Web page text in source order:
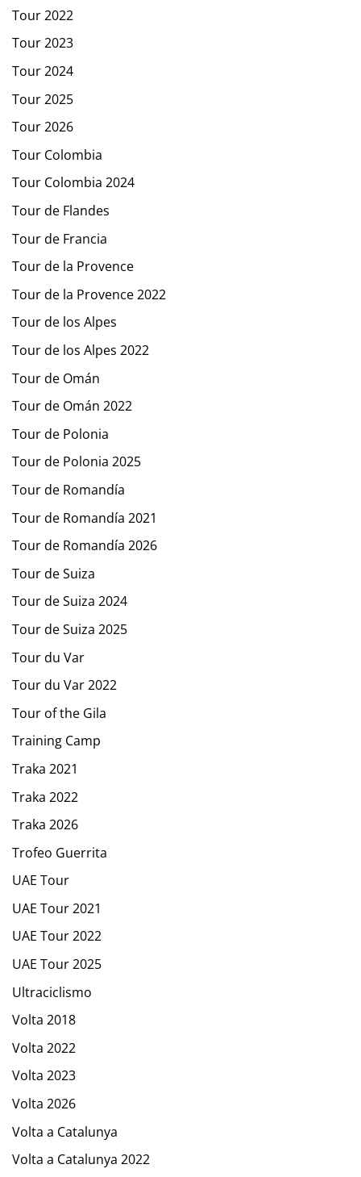
Tour 2022
Tour 2023
Tour 2024
Tour 2025
Tour 2026
Tour Colombia
Tour Colombia 2024
Tour de Flandes
Tour de Francia
Tour de la Provence
Tour de la Provence 2022
Tour de los Alpes
Tour de los Alpes 2022
Tour de Omán
Tour de Omán 2022
Tour de Polonia
Tour de Polonia 2025
Tour de Romandía
Tour de Romandía 2021
Tour de Romandía 2026
Tour de Suiza
Tour de Suiza 2024
Tour de Suiza 2025
Tour du Var
Tour du Var 2022
Tour of the Gila
Training Camp
Traka 2021
Traka 2022
Traka 2026
Trofeo Guerrita
UAE Tour
UAE Tour 2021
UAE Tour 2022
UAE Tour 2025
Ultraciclismo
Volta 2018
Volta 2022
Volta 2023
Volta 2026
Volta a Catalunya
Volta a Catalunya 2022